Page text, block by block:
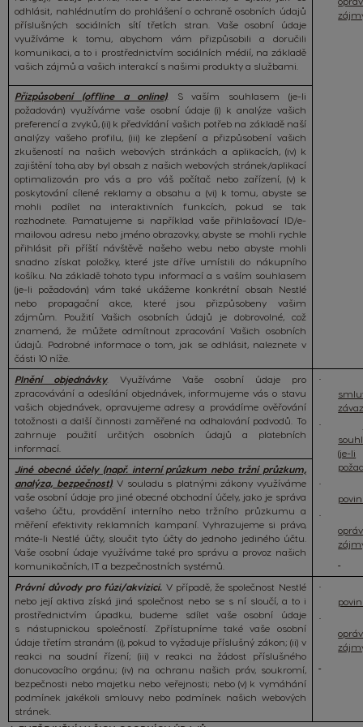
odhlásit, nahlédnutím do prohlášení o ochraně osobních údajů
příslušných sociálních sítí třetích stran.
Vaše osobní údaje
využíváme k tomu, abychom vám přizpůsobili a doručili
komunikaci, a to i prostřednictvím sociálních médií, na základě
vašich zájmů a vašich interakcí s našimi produkty a službami.
Přizpůsobení (offline a online). S vaším souhlasem (je-li
požadován) využíváme vaše osobní údaje (i) k analýze vašich
preferencí a zvyků, (ii) k předvídání vašich potřeb na základě naší
analýzy vašeho profilu, (iii) ke zlepšení a přizpůsobení vašich
zkušeností na našich webových stránkách a aplikacích, (iv) k
zajištění toho, aby byl obsah z našich webových stránek/aplikací
optimalizován pro vás a pro váš počítač nebo zařízení, (v) k
poskytování cílené reklamy a obsahu a (vi) k tomu, abyste se
mohli podílet na interaktivních funkcích, pokud se tak
rozhodnete. Pamatujeme si například vaše přihlašovací ID/e-
mailovou adresu nebo jméno obrazovky, abyste se mohli rychle
přihlásit při příští návštěvě našeho webu nebo abyste mohli
snadno získat položky, které jste dříve umístili do nákupního
košíku. Na základě tohoto typu informací a s vaším souhlasem
(je-li požadován) vám také ukážeme konkrétní obsah Nestlé
nebo propagační akce,
které jsou přizpůsobeny vašim
zájmům.
Použití Vašich osobních údajů je dobrovolné, což
znamená, že můžete odmítnout zpracování Vašich osobních
údajů. Podrobné informace o tom, jak se odhlásit, naleznete v
části 10 níže.
Plnění objednávky. Využíváme Vaše osobní údaje pro
zpracovávání a odesílání objednávek, informujeme vás o stavu
vašich objednávek, opravujeme adresy a provádíme ověřování
totožnosti a další činnosti zaměřené na odhalování podvodů. To
zahrnuje použití určitých osobních údajů a platebních
informací.
·
·
(je-li
·
·
Jiné obecné účely (např. interní průzkum nebo tržní průzkum,
analýza, bezpečnost). V souladu s platnými zákony využíváme
vaše osobní údaje pro jiné obecné obchodní účely, jako je správa
vašeho účtu, provádění interního nebo tržního průzkumu a
měření efektivity reklamních kampaní. Vyhrazujeme si právo,
máte-li Nestlé účty, sloučit tyto účty do jednoho jediného účtu.
Vaše osobní údaje využíváme také pro správu a provoz našich
komunikačních, IT a bezpečnostních systémů.
Právní důvody pro fúzi/akvizici. V případě, že společnost Nestlé
nebo její aktiva získá jiná společnost nebo se s ní sloučí, a to i
prostřednictvím úpadku, budeme sdílet vaše osobní údaje
s nástupnickou společností. Zpřístupníme také vaše osobní
údaje třetím stranám (i), pokud to vyžaduje příslušný zákon; (ii) v
reakci na soudní řízení; (iii) v reakci na žádost příslušného
donucovacího orgánu; (iv) na ochranu našich práv, soukromí,
bezpečnosti nebo majetku nebo veřejnosti; nebo (v) k vymáhání
podmínek jakékoli smlouvy nebo podmínek našich webových
stránek.
·
·